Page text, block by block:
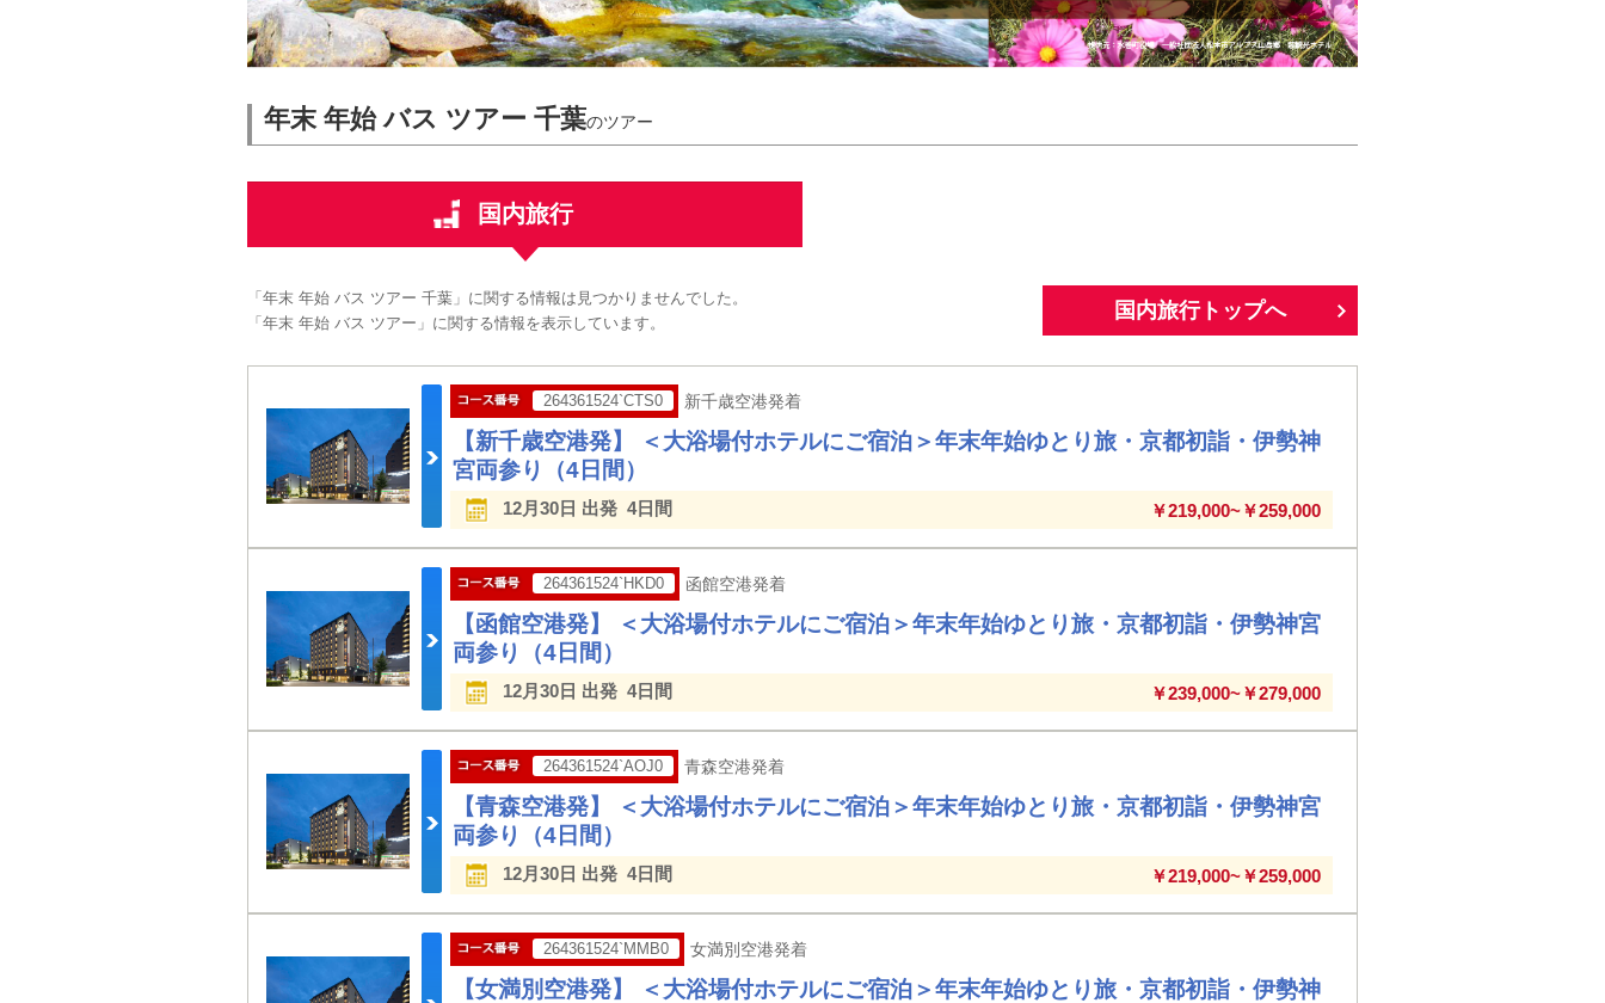
年末 年始 バス ツアー 千葉のツアー
国内旅行
「年末 年始 バス ツアー 千葉」に関する情報は見つかりませんでした。
「年末 年始 バス ツアー」に関する情報を表示しています。
国内旅行トップへ
264361524`CTS0 新千歳空港発着
【新千歳空港発】 ＜大浴場付ホテルにご宿泊＞年末年始ゆとり旅・京都初詣・伊勢神
宮両参り（4日間）
12月30日 出発 4日間 ￥219,000~￥259,000
264361524`HKD0 函館空港発着
【函館空港発】 ＜大浴場付ホテルにご宿泊＞年末年始ゆとり旅・京都初詣・伊勢神宮
両参り（4日間）
12月30日 出発 4日間 ￥239,000~￥279,000
264361524`AOJ0 青森空港発着
【青森空港発】 ＜大浴場付ホテルにご宿泊＞年末年始ゆとり旅・京都初詣・伊勢神宮
両参り（4日間）
12月30日 出発 4日間 ￥219,000~￥259,000
264361524`MMB0 女満別空港発着
【女満別空港発】 ＜大浴場付ホテルにご宿泊＞年末年始ゆとり旅・京都初詣・伊勢神